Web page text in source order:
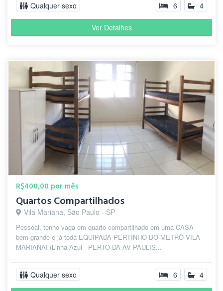
Qualquer sexo 6 4
Ver Detalhes
R$400,00 por mês
Quartos Compartilhados
Vila Mariana, São Paulo - SP
Pessoal, tenho vaga em quarto compartilhado em uma CASA
bem grande e já toda EQUIPADA PERTINHO DO METRÔ VILA
MARIANA! (Linha Azul - PERTO DA AV PAULIS...
Qualquer sexo 6 4